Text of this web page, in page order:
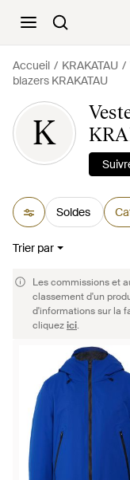
Accueil KRAKATAU
blazers KRAKATAU
K
Soldes
Trier par
Les commissions et
classement d'un
d'informations sur la
cliquezici.